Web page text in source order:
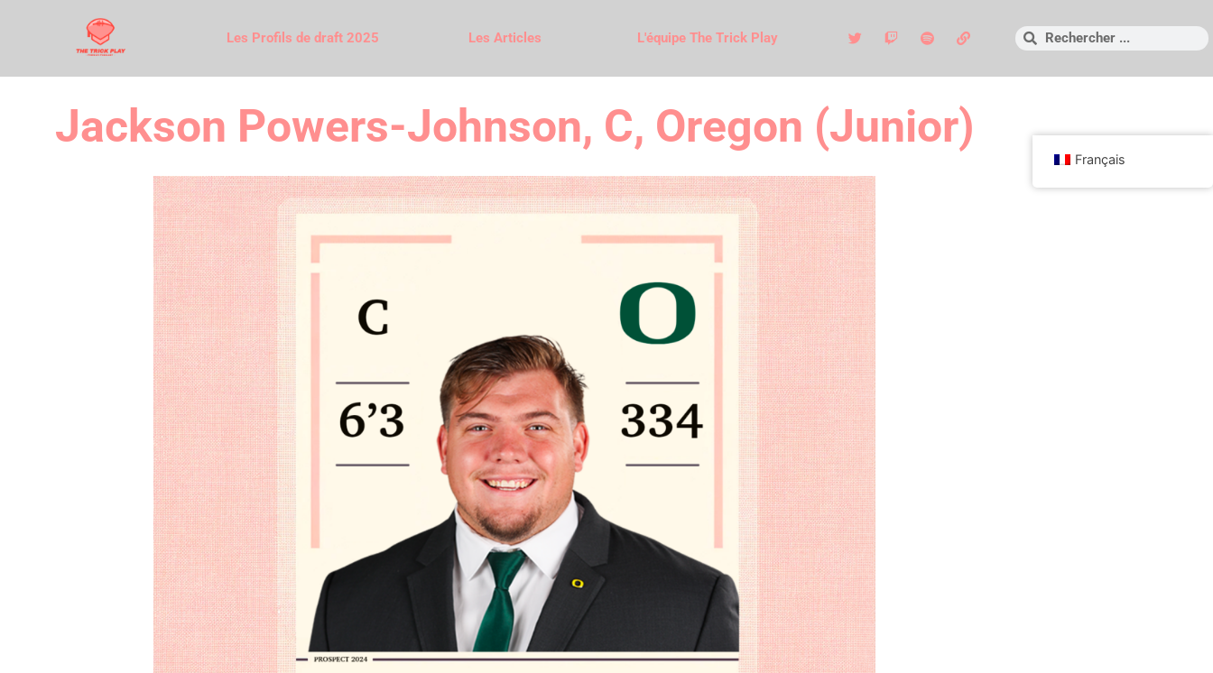
Les Profils de draft 2025 Les Articles L'équipe The Trick Play
Jackson Powers-Johnson, C, Oregon (Junior)
Français